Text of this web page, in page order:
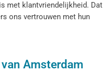
met klantvriendelijkheid. Dat
ons vertrouwen met hun
Amsterdam